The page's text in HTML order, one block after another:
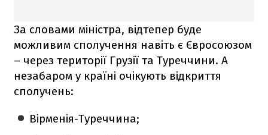
За словами міністра, відтепер буде
можливим сполучення навіть є Євросоюзом
– через території Грузії та Туреччини. А
незабаром у країні очікують відкриття
сполучень:
Вірменія-Туреччина;